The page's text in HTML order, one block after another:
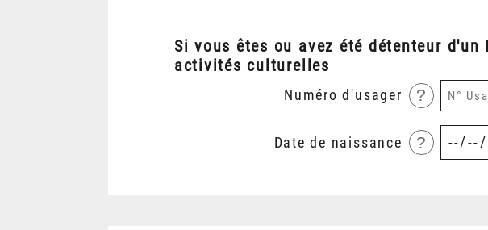
Si vous êtes ou avez été détenteur
activités culturelles
Numéro d'usager ?
Date de naissance ?